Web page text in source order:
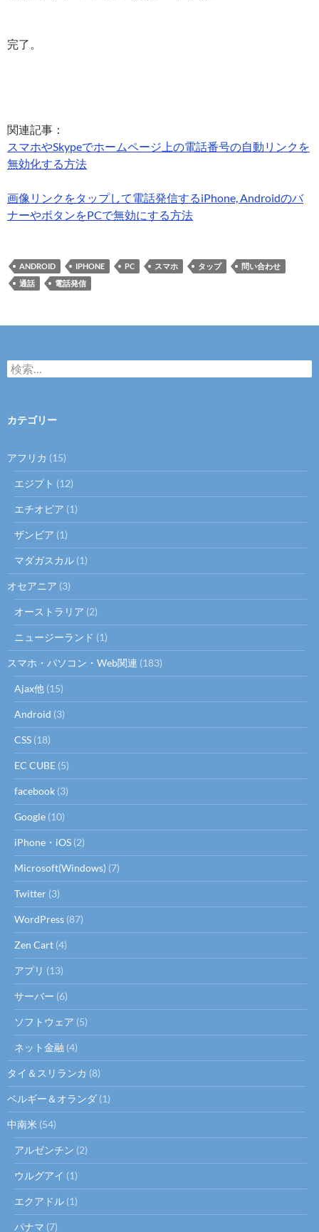
完了。
関連記事：
スマホやSkypeでホームページ上の電話番号の自動リンクを
無効化する方法
画像リンクをタップして電話発信するiPhone, Androidのバ
ナーやボタンをPCで無効にする方法
ANDROID IPHONE PC スマホ タップ
問い合わせ
通話
電話発信
検
索:
カテゴリー
アフリカ (15)
エジプト (12)
エチオピア (1)
ザンビア (1)
マダガスカル (1)
オセアニア (3)
オーストラリア (2)
ニュージーランド (1)
スマホ・パソコン・Web関連 (183)
Ajax他 (15)
Android (3)
CSS (18)
EC CUBE (5)
facebook (3)
Google (10)
iPhone・iOS (2)
Microsoft(Windows) (7)
Twitter (3)
WordPress (87)
Zen Cart (4)
アプリ (13)
サーバー (6)
ソフトウェア (5)
ネット金融 (4)
タイ＆スリランカ (8)
ベルギー＆オランダ (1)
中南米 (54)
アルゼンチン (2)
ウルグアイ (1)
エクアドル (1)
パナマ (7)